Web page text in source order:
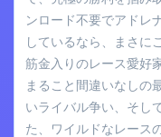
ンロード不要でアドレ
しているなら、まさに
筋金入りのレース愛好
まること間違いなしの
いライバル争い、そし
た、ワイルドなレース